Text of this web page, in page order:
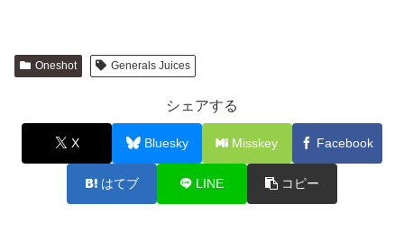
Oneshot Generals Juices
シェアする
X Bluesky Misskey Facebook
はてブ LINE コピー